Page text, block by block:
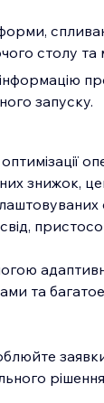
столу
запуску.
знижок,
та
заявки